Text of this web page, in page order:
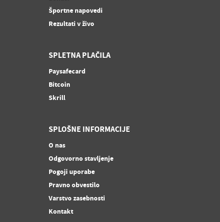
Športne napovedi
Rezultati v živo
SPLETNA PLAČILA
Paysafecard
Bitcoin
Skrill
SPLOŠNE INFORMACIJE
O nas
Odgovorno stavljenje
Pogoji uporabe
Pravno obvestilo
Varstvo zasebnosti
Kontakt